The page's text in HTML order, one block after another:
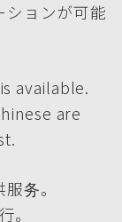
ションが可能
available.
are
务。
。